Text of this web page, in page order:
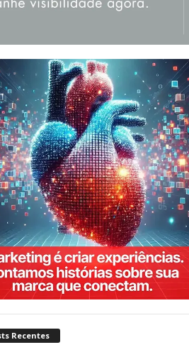
Recentes